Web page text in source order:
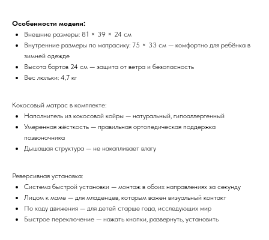
Особенности модели:
Внешние размеры: 81 × 39 × 24 см
Внутренние размеры по матрасику: 75 × 33 см — комфортно для ребёнка в
зимней одежде
Высота бортов 24 см — защита от ветра и безопасность
Вес люльки: 4,7 кг
Кокосовый матрас в комплекте:
Наполнитель из кокосовой койры — натуральный, гипоаллергенный
Умеренная жёсткость — правильная ортопедическая поддержка
позвоночника
Дышащая структура — не накапливает влагу
Реверсивная установка:
Система быстрой установки — монтаж в обоих направлениях за секунду
Лицом к маме — для младенцев, которым важен визуальный контакт
По ходу движения — для детей старше года, исследующих мир
Быстрое переключение — нажать кнопки, развернуть, установить